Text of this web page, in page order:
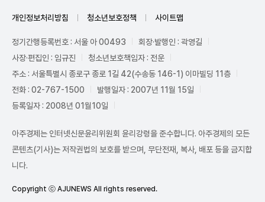
개인정보처리방침 청소년보호정책 사이트맵
정기간행등록번호 : 서울 아 00493
회장·발행인 : 곽영길
사장·편집인 : 임규진
청소년보호책임자 : 전운
주소 : 서울특별시 종로구 종로 1길 42(수송동 146-1) 이마빌딩 11층
전화 : 02-767-1500
발행일자 : 2007년 11월 15일
등록일자 : 2008년 01월10일
아주경제는 인터넷신문윤리위원회 윤리강령을 준수합니다. 아주경제의 모든
콘텐츠(기사)는 저작권법의 보호를 받으며, 무단전재, 복사, 배포 등을 금지합
니다.
Copyright ⓒ AJUNEWS All rights reserved.